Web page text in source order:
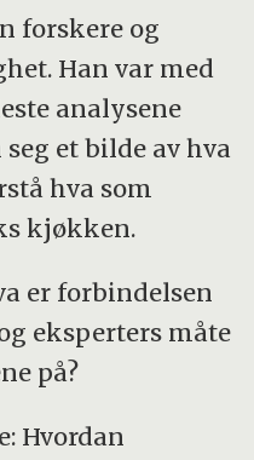
forskere og
Han var med
analysene
et bilde av hva
hva som
kjøkken.
er forbindelsen
eksperters måte
på?
Hvordan